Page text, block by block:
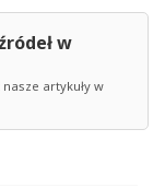
w
artykuły w